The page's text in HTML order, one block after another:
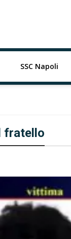
SSC Napoli
fratello